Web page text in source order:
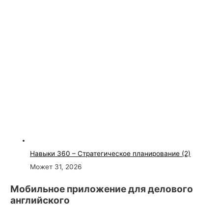
Навыки 360 – Стратегическое планирование (2)
Может 31, 2026
Мобильное приложение для делового
английского